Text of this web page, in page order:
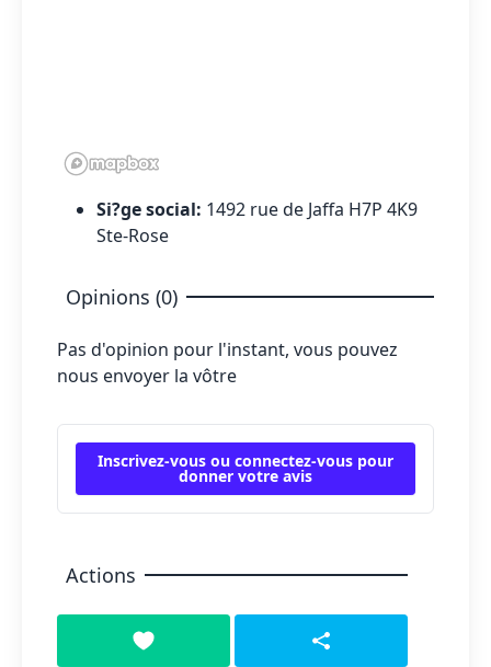
Si?ge social: 1492 rue de Jaffa H7P 4K9
Ste-Rose
Opinions (0)
Pas d'opinion pour l'instant, vous pouvez
nous envoyer la vôtre
Inscrivez-vous ou connectez-vous pour
donner votre avis
Actions